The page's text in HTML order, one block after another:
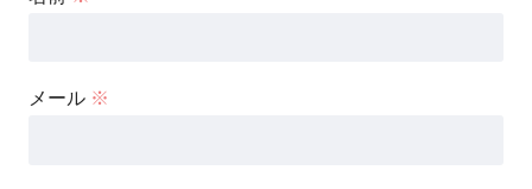
メール ※